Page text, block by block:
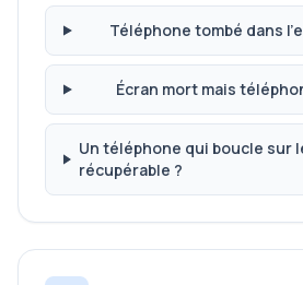
Téléphone tombé dans
Écran mort mais
Un téléphone qui boucle sur
récupérable ?